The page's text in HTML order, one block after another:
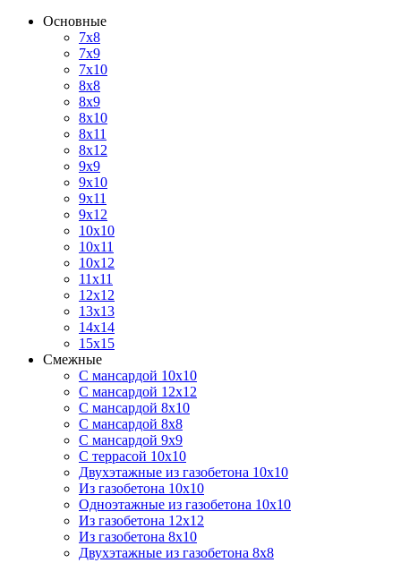
Основные
7х8
7х9
7х10
8х8
8х9
8х10
8х11
8х12
9х9
9х10
9х11
9х12
10х10
10х11
10х12
11х11
12х12
13х13
14х14
15х15
Смежные
С мансардой 10х10
С мансардой 12х12
С мансардой 8х10
С мансардой 8х8
С мансардой 9х9
С террасой 10х10
Двухэтажные из газобетона 10х10
Из газобетона 10х10
Одноэтажные из газобетона 10х10
Из газобетона 12х12
Из газобетона 8х10
Двухэтажные из газобетона 8х8